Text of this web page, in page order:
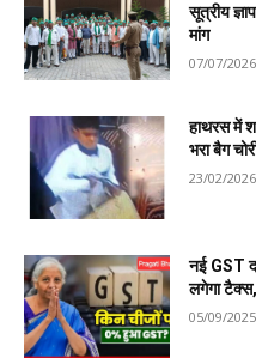
सूत्रीय
मांग
07/07/2026
हाथरस में
भरा बैग
23/02/2026
नई GST
लगेगा टैक्स,
05/09/2025